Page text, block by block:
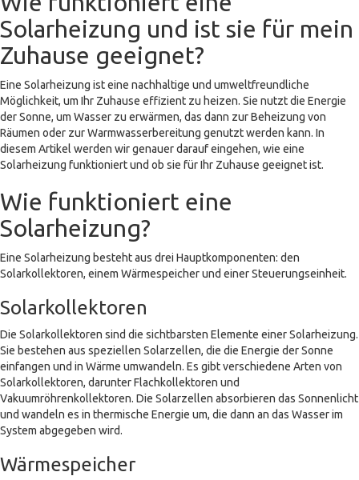
Solarheizung und ist sie für mein
Zuhause geeignet?
Eine Solarheizung ist eine nachhaltige und umweltfreundliche
Möglichkeit, um Ihr Zuhause effizient zu heizen. Sie nutzt die Energie
der Sonne, um Wasser zu erwärmen, das dann zur Beheizung von
Räumen oder zur Warmwasserbereitung genutzt werden kann. In
diesem Artikel werden wir genauer darauf eingehen, wie eine
Solarheizung funktioniert und ob sie für Ihr Zuhause geeignet ist.
Wie funktioniert eine
Solarheizung?
Eine Solarheizung besteht aus drei Hauptkomponenten: den
Solarkollektoren, einem Wärmespeicher und einer Steuerungseinheit.
Solarkollektoren
Die Solarkollektoren sind die sichtbarsten Elemente einer Solarheizung.
Sie bestehen aus speziellen Solarzellen, die die Energie der Sonne
einfangen und in Wärme umwandeln. Es gibt verschiedene Arten von
Solarkollektoren, darunter Flachkollektoren und
Vakuumröhrenkollektoren. Die Solarzellen absorbieren das Sonnenlicht
und wandeln es in thermische Energie um, die dann an das Wasser im
System abgegeben wird.
Wärmespeicher